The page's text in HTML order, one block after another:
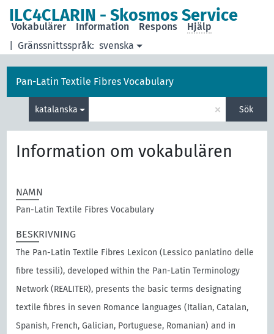
ILC4CLARIN - Skosmos Service
Gränssnittsspråk: svenska
Vokabulärer Information Respons Hjälp
Pan-Latin Textile Fibres Vocabulary
katalanska × Sök
Information om vokabulären
NAMN
Pan-Latin Textile Fibres Vocabulary
BESKRIVNING
The Pan-Latin Textile Fibres Lexicon (Lessico panlatino delle
fibre tessili), developed within the Pan-Latin Terminology
Network (REALITER), presents the basic terms designating
textile fibres in seven Romance languages (Italian, Catalan,
Spanish, French, Galician, Portuguese, Romanian) and in